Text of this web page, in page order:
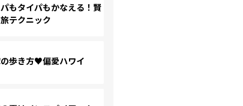
もタイパもかなえる！賢
テクニック
歩き方♥偏愛ハワイ